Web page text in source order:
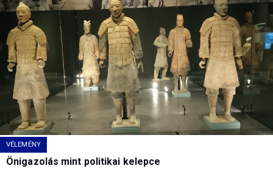
VÉLEMÉNY
Önigazolás mint politikai kelepce